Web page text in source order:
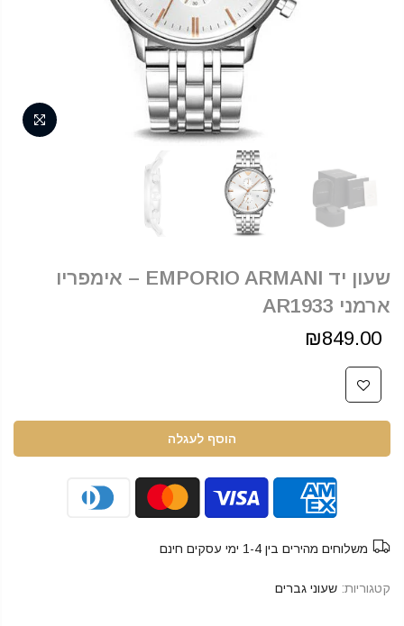
שעון יד EMPORIO ARMANI – אימפריו
ארמני AR1933
₪849.00
הוסף לעגלה
משלוחים מהירים בין 1-4 ימי עסקים חינם
קטגוריות: שעוני גברים